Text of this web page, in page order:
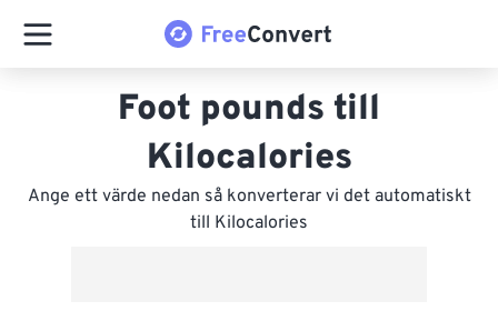
Foot pounds till
Kilocalories
Ange ett värde nedan så konverterar vi det automatiskt
till Kilocalories